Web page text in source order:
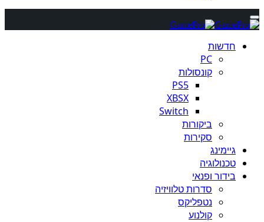
חדשות
PC
קונסולות
PS5
XBSX
Switch
ביקורות
סקירות
גיימינג
טכנולוגיה
בידור ופנאי
סדרות טלוויזיה
נטפליקס
קולנוע